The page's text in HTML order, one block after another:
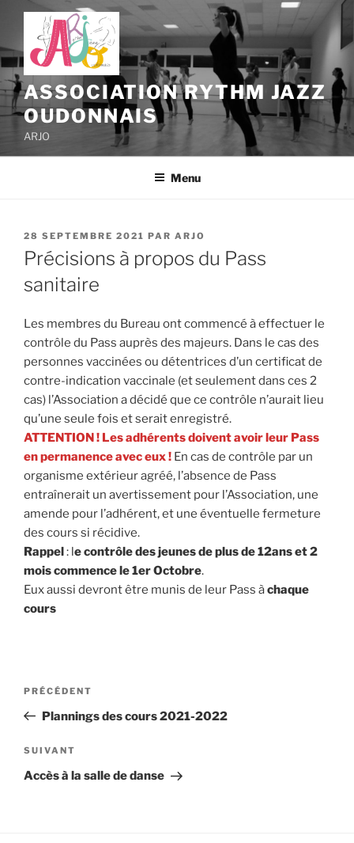
Aller
contenu
principal
ASSOCIATION RYTHM JAZZ
OUDONNAIS
ARJO
Menu
PUBLIÉ
LE
28 SEPTEMBRE 2021 PAR ARJO
Précisions à propos du Pass
sanitaire
Les membres du Bureau ont commencé à effectuer le
contrôle du Pass auprès des majeurs. Dans le cas des
personnes vaccinées ou détentrices d’un certificat de
contre-indication vaccinale (et seulement dans ces 2
cas) l’Association a décidé que ce contrôle n’aurait lieu
qu’une seule fois et serait enregistré.
ATTENTION ! Les adhérents doivent avoir leur Pass
en permanenceavec eux! En cas de contrôle par un
organisme extérieur agréé, l’absence de Pass
entraînerait un avertissement pour l’Association, une
amende pour l’adhérent, et une éventuelle fermeture
des cours si récidive.
Rappel: le contrôle des jeunes de plus de 12ans et 2
mois commence le 1er Octobre.
Eux aussi devront être munis de leur Pass àchaque
cours
Navigation
l’article
Article
précédent
PRÉCÉDENT
Plannings des cours 2021-2022
Article
suivant
SUIVANT
Accès à la salle de danse